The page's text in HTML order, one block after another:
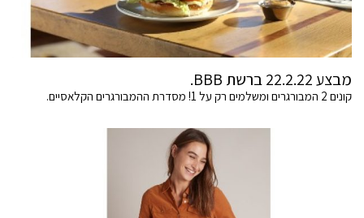
מבצע 22.2.22 ברשת BBB.
קונים 2 המבורגרים ומשלמים רק על 1! מסדרת ההמבורגרים הקלאסיים.